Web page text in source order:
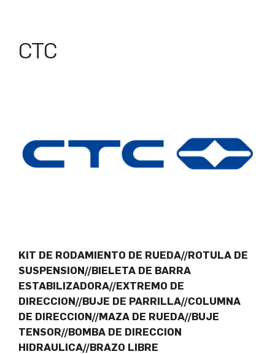
CTC
KIT DE RODAMIENTO DE RUEDA//ROTULA DE
SUSPENSION//BIELETA DE BARRA
ESTABILIZADORA//EXTREMO DE
DIRECCION//BUJE DE PARRILLA//COLUMNA
DE DIRECCION//MAZA DE RUEDA//BUJE
TENSOR//BOMBA DE DIRECCION
HIDRAULICA//BRAZO LIBRE